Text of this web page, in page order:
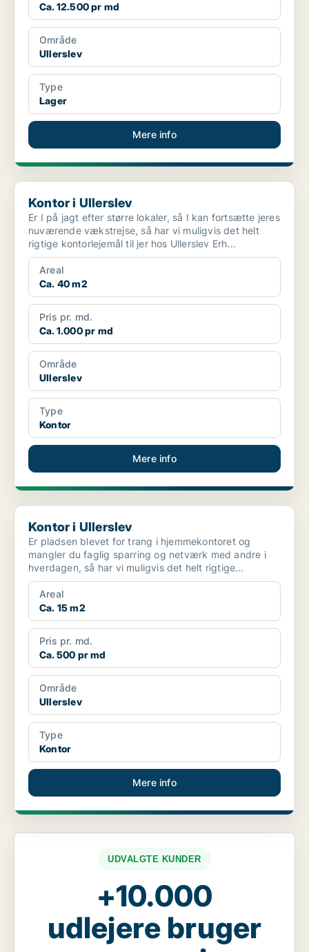
Ca. 12.500 pr md
Område
Ullerslev
Type
Lager
Mere info
Kontor i Ullerslev
Kontor i Ullerslev
Er I på jagt efter større lokaler, så I kan fortsætte jeres
nuværende vækstrejse, så har vi muligvis det helt
rigtige kontorlejemål til jer hos Ullerslev Erh...
Areal
Ca. 40 m2
Pris pr. md.
Ca. 1.000 pr md
Område
Ullerslev
Type
Kontor
Mere info
Kontor i Ullerslev
Kontor i Ullerslev
Er pladsen blevet for trang i hjemmekontoret og
mangler du faglig sparring og netværk med andre i
hverdagen, så har vi muligvis det helt rigtige
kontorlejemå...
Areal
Ca. 15 m2
Pris pr. md.
Ca. 500 pr md
Område
Ullerslev
Type
Kontor
Mere info
UDVALGTE KUNDER
+10.000
udlejere bruger